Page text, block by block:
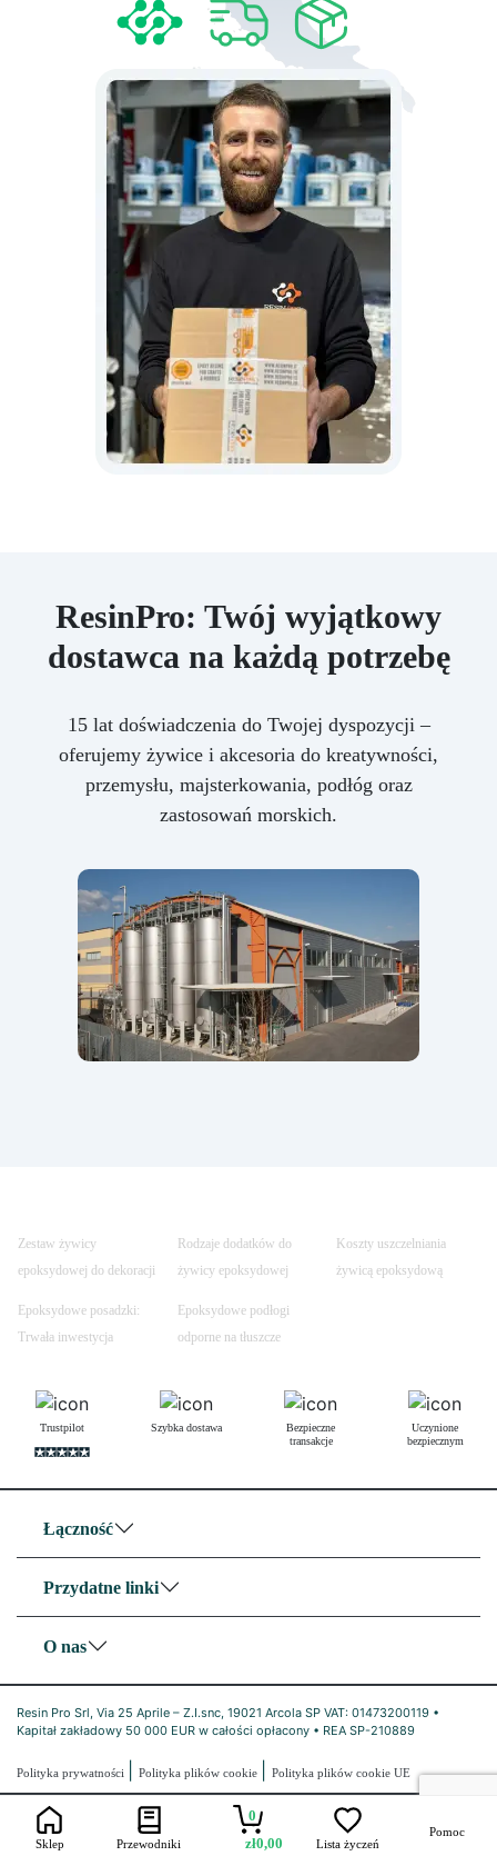
ResinPro: Twój wyjątkowy
dostawca na każdą potrzebę
15 lat doświadczenia do Twojej dyspozycji –
oferujemy żywice i akcesoria do kreatywności,
przemysłu, majsterkowania, podłóg oraz
zastosowań morskich.
Zestaw żywicy
epoksydowej do dekoracji
Rodzaje dodatków do
żywicy epoksydowej
Koszty uszczelniania
żywicą epoksydową
Epoksydowe posadzki:
Trwała inwestycja
Epoksydowe podłogi
odporne na tłuszcze
Trustpilot Szybka dostawa
Bezpieczne
transakcje
Uczynione
bezpiecznym
Łączność
Przydatne linki
O nas
Resin Pro Srl, Via 25 Aprile – Z.I.snc, 19021 Arcola SP VAT: 01473200119 •
Kapitał zakładowy 50 000 EUR w całości opłacony • REA SP-210889
Polityka prywatności Polityka plików cookie Polityka plików cookie UE
Sklep Przewodniki
0
zł0,00 Lista życzeń
Pomoc